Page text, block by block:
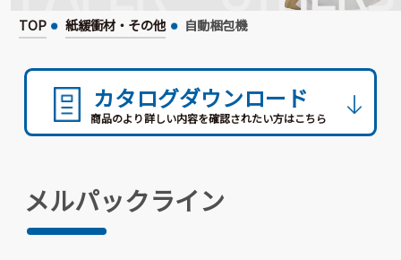
TOP 紙緩衝材・その他 自動梱包機
カタログダウンロード
商品のより詳しい内容を確認されたい方はこちら
メルパックライン